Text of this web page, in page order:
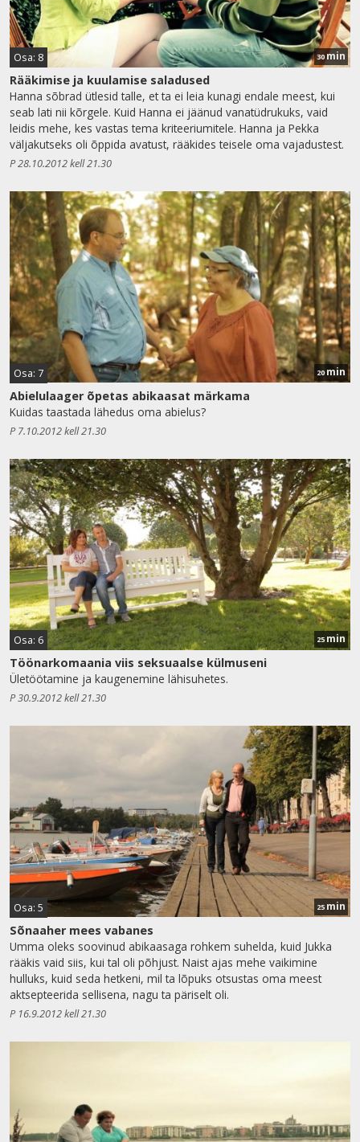
Osa: 8 30min
Rääkimise ja kuulamise saladused
Hanna sõbrad ütlesid talle, et ta ei leia kunagi endale meest, kui
seab lati nii kõrgele. Kuid Hanna ei jäänud vanatüdrukuks, vaid
leidis mehe, kes vastas tema kriteeriumitele. Hanna ja Pekka
väljakutseks oli õppida avatust, rääkides teisele oma vajadustest.
P 28.10.2012 kell 21.30
Osa: 7 20 min
Abielulaager õpetas abikaasat märkama
Kuidas taastada lähedus oma abielus?
P 7.10.2012 kell 21.30
Osa: 6 25 min
Töönarkomaania viis seksuaalse külmuseni
Ületöötamine ja kaugenemine lähisuhetes.
P 30.9.2012 kell 21.30
Osa: 5 25 min
Sõnaaher mees vabanes
Umma oleks soovinud abikaasaga rohkem suhelda, kuid Jukka
rääkis vaid siis, kui tal oli põhjust. Naist ajas mehe vaikimine
hulluks, kuid seda hetkeni, mil ta lõpuks otsustas oma meest
aktsepteerida sellisena, nagu ta päriselt oli.
P 16.9.2012 kell 21.30